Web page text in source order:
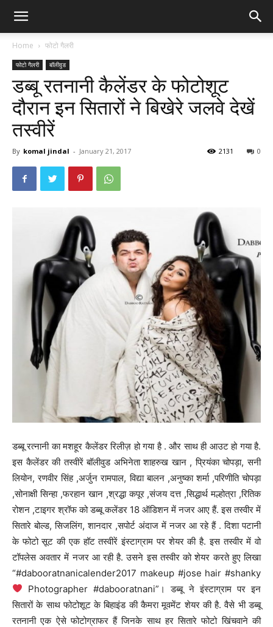
Home फोटो गैलरी
फोटो गैलरी बॉलीवुड
डब्बू रतनानी कैलेंडर के फोटोशूट
दौरान इन सितारों ने बिखेरे जलवे देखें
तस्वीरें
By komal jindal - January 21, 2017 0
2131
डब्बू रत्नानी का मशहूर कैलेंडर रिलीज़ हो गया है . और साथ ही आउट हो गया है.
इस कैलेंडर की तस्वीरें बॉलीवुड अभिनेता शाहरुख खान , प्रियंका चोपड़ा, सनी
लियोन, रणवीर सिंह ,अर्जुन रामपाल, विद्या बालन ,अनुष्का शर्मा ,परिणीति चोपड़ा
,सोनाक्षी सिन्हा ,फरहान खान ,श्रद्धा कपूर ,संजय दत्त ,सिद्धार्थ मल्होत्रा ,रितिक
रोशन ,टाइगर श्रॉफ को डब्बू कलेंडर 18 ऑडिशन में नजर आए हैं. इस तस्वीर में
सितारे बोल्ड, सिजलिंग, शानदार ,सपोर्ट अंदाज में नजर आ रहे हैं . दिशा पटानी
के फोटो सूट की एक हॉट तस्वीरें इंस्टाग्राम पर शेयर की है. इस तस्वीर में वो
टॉपलेस अवतार में नजर आ रही है. उसने इस तस्वीर को शेयर करते हुए लिखा
“#dabooratnanicalender2017 makeup #jose hair #shanky
Photographer #dabooratnani”। डब्बू ने इंस्टाग्राम पर इन
सितारों के साथ फोटोशूट के बिहाइंड की कैमरा मूवमेंट शेयर की है. वैसे भी डब्बू
रतनानी एक ऐसे फोटोग्राफर हैं जिनके साथ हर सितारे फोटो खिंचवाने की